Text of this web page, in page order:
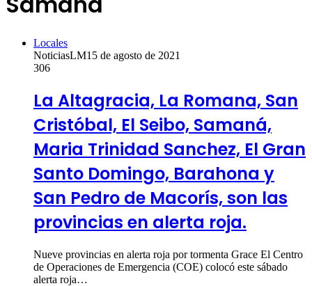
Locales
NoticiasLM15 de agosto de 2021
306
La Altagracia, La Romana, San
Cristóbal, El Seibo, Samaná,
Maria Trinidad Sanchez, El Gran
Santo Domingo, Barahona y
San Pedro de Macorís, son las
provincias en alerta roja.
Nueve provincias en alerta roja por tormenta Grace El Centro
de Operaciones de Emergencia (COE) colocó este sábado
alerta roja…